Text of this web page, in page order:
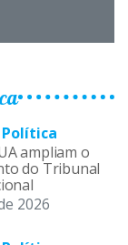
Política
ampliam o
do Tribunal
2026